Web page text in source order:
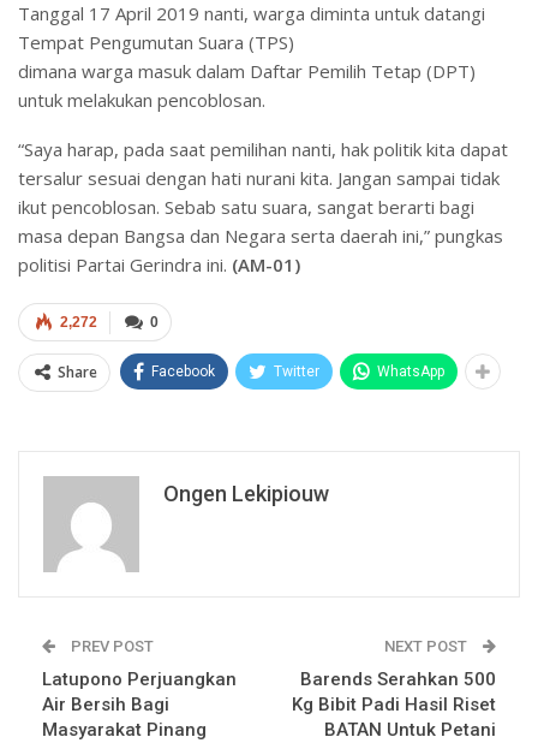
Tanggal 17 April 2019 nanti, warga diminta untuk datangi
Tempat Pengumutan Suara (TPS)
dimana warga masuk dalam Daftar Pemilih Tetap (DPT)
untuk melakukan pencoblosan.
“Saya harap, pada saat pemilihan nanti, hak politik kita dapat
tersalur sesuai dengan hati nurani kita. Jangan sampai tidak
ikut pencoblosan. Sebab satu suara, sangat berarti bagi
masa depan Bangsa dan Negara serta daerah ini,” pungkas
politisi Partai Gerindra ini. (AM-01)
0
2,272
Share Facebook Twitter WhatsApp
Ongen Lekipiouw
PREV POST
Latupono Perjuangkan
Air Bersih Bagi
Masyarakat Pinang
NEXT POST
Barends Serahkan 500
Kg Bibit Padi Hasil Riset
BATAN Untuk Petani